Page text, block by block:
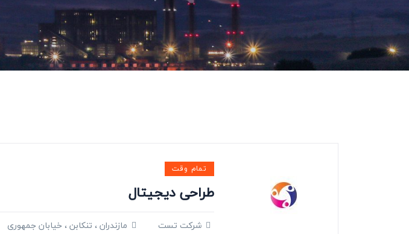
تمام وقت
طراحی دیجیتال
شرکت تست مازندران ، تنکابن ، خیابان جمهوری